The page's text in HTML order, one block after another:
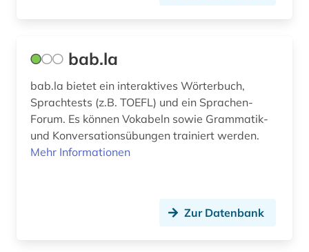
südhessisch (1)
südtirol (1)
südwestdeutschland (1)
bab.la
bab.la bietet ein interaktives Wörterbuch,
Sprachtests (z.B. TOEFL) und ein Sprachen-
Forum. Es können Vokabeln sowie Grammatik-
und Konversationsübungen trainiert werden.
Mehr Informationen
Zur Datenbank